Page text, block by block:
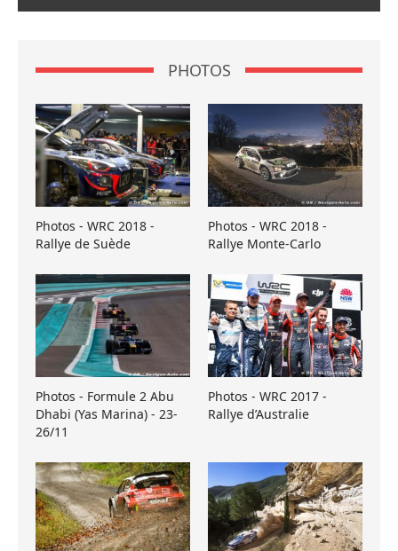
PHOTOS
Photos - WRC 2018 -
Rallye de Suède
Photos - WRC 2018 -
Rallye Monte-Carlo
Photos - Formule 2 Abu
Dhabi (Yas Marina) - 23-
26/11
Photos - WRC 2017 -
Rallye d’Australie